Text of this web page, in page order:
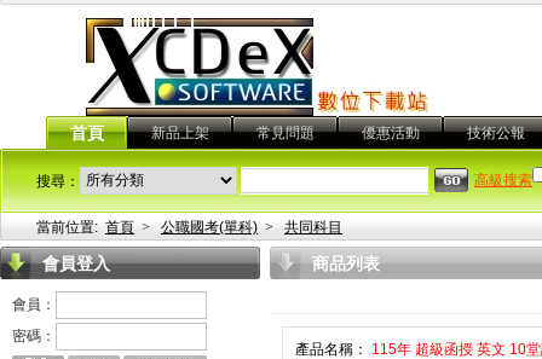
首頁 新品上架 常見問題 優惠活動 技術公報
搜尋： 高級搜索
當前位置: 首頁 > 公職國考(單科) > 共同科目
會員登入
會員：
密碼：
商品列表
產品名稱：
115年 超級函授 英文 10